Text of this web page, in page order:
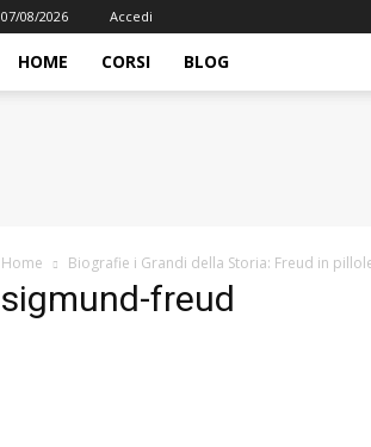
07/08/2026 Accedi
HOME CORSI BLOG
Home Biografie i Grandi della Storia: Freud in
sigmund-freud